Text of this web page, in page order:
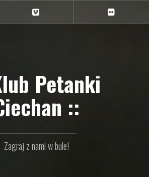
na
na
Petanki
::
Zagraj z nami w bule!